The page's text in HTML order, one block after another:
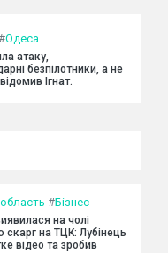
Одеса
атаку,
безпілотники, а не
Ігнат.
#Бізнес
на чолі
скарг на ТЦК: Лубінець
відео та зробив